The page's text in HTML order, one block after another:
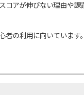
コアが伸びない理由や課
の利用に向いています。